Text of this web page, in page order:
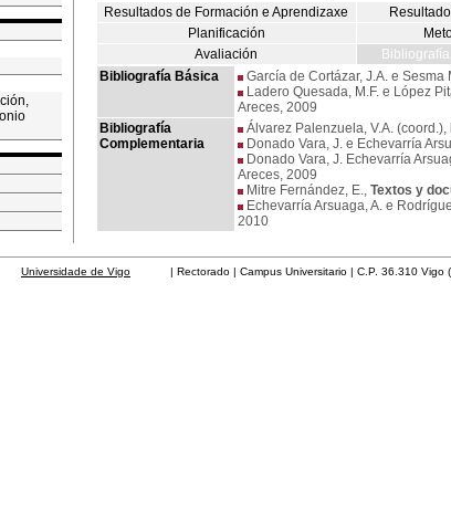
Resultados de Formación e Aprendizaxe
Planificación
Avaliación
Bibliografía Básica
García de Cortázar, J.A. e Sesma
Ladero Quesada, M.F. e López
Areces, 2009
Bibliografía
Complementaria
Álvarez Palenzuela, V.A. (coord.),
Donado Vara, J. e Echevarría
Donado Vara, J. Echevarría
Areces, 2009
Mitre Fernández, E., Textos y
Echevarría Arsuaga, A. e
2010
Universidade de Vigo | Rectorado | Campus Universitario | C.P. 36.310 Vigo